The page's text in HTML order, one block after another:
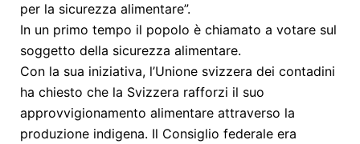
per la sicurezza alimentare”.
In un primo tempo il popolo è chiamato a votare sul
soggetto della sicurezza alimentare.
Con la sua iniziativa, l’Unione svizzera dei contadini
ha chiesto che la Svizzera rafforzi il suo
approvvigionamento alimentare attraverso la
produzione indigena. Il Consiglio federale era